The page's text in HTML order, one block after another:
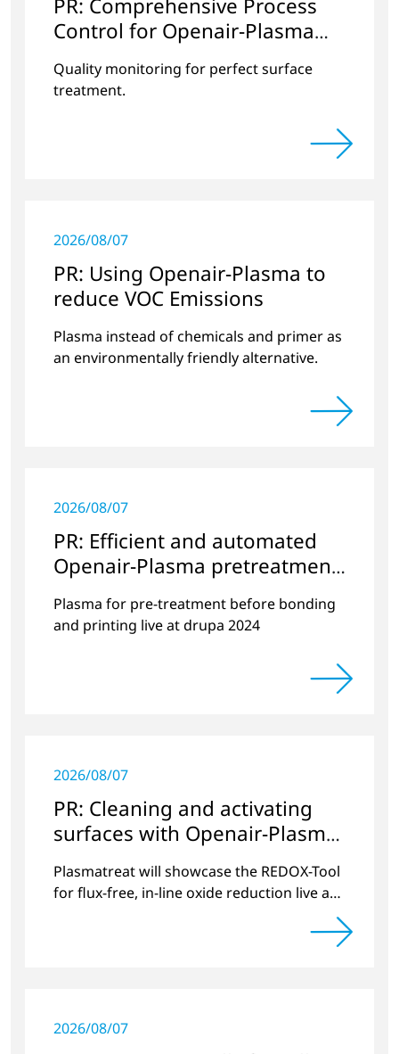
Control for Openair-Plasma
Systems
Quality monitoring for perfect surface
treatment.
2026/08/07
PR: Using Openair-Plasma to
reduce VOC Emissions
Plasma instead of chemicals and primer as
an environmentally friendly alternative.
2026/08/07
PR: Efficient and automated
Openair-Plasma pretreatment
of paperboard packaging and
folding cartons
Plasma for pre-treatment before bonding
and printing live at drupa 2024
2026/08/07
PR: Cleaning and activating
surfaces with Openair-Plasma
for high-performance
electronic products
Plasmatreat will showcase the REDOX-Tool
for flux-free, in-line oxide reduction live at
2026/08/07